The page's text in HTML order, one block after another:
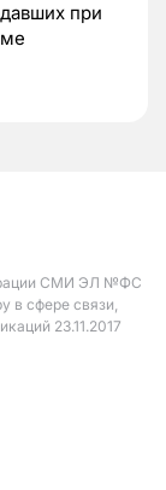
при
СМИ ЭЛ №ФС
в сфере связи,
23.11.2017